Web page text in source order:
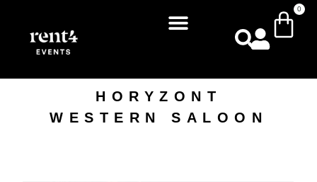
0
HORYZONT
WESTERN SALOON